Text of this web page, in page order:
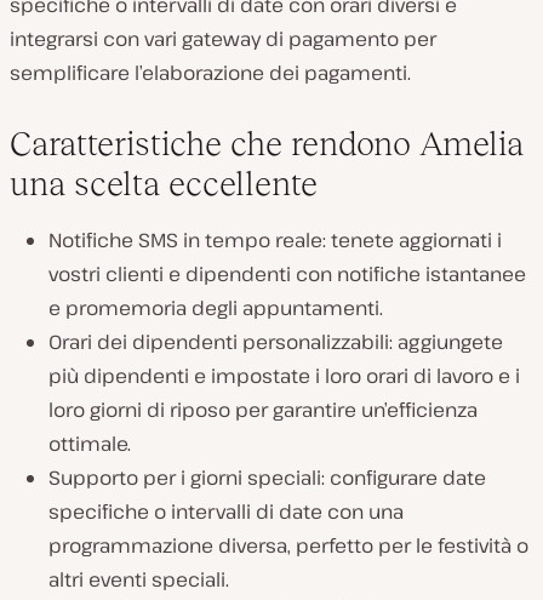
integrarsi con vari gateway di pagamento per
semplificare l’elaborazione dei pagamenti.
Caratteristiche che rendono Amelia
una scelta eccellente
Notifiche SMS in tempo reale: tenete aggiornati i
vostri clienti e dipendenti con notifiche istantanee
e promemoria degli appuntamenti.
Orari dei dipendenti personalizzabili: aggiungete
più dipendenti e impostate i loro orari di lavoro e i
loro giorni di riposo per garantire un’efficienza
ottimale.
Supporto per i giorni speciali: configurare date
specifiche o intervalli di date con una
programmazione diversa, perfetto per le festività o
altri eventi speciali.